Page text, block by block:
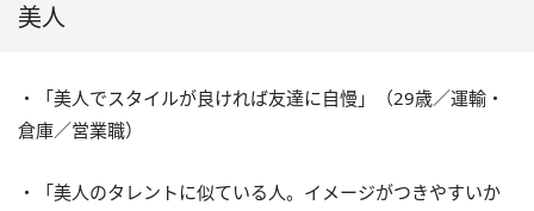
美人
・「美人でスタイルが良ければ友達に自慢」（29歳／運輸・
倉庫／営業職）
・「美人のタレントに似ている人。イメージがつきやすいか